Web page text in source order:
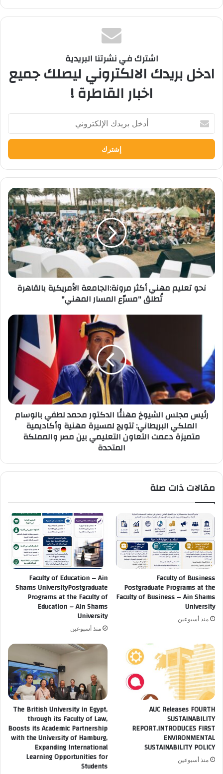
اشترك في نشرتنا البريدية
ادخل بريدك الالكتروني ليصلك جميع
اخبار القاطرة !
بريدك
الإلكتروني
نحو
تعليم
مهني
أكثر
مرونة:الجامعة
الأمريكية
بالقاهرة
تُطلق
"مسرّع
المسار
نحو تعليم مهني أكثر مرونة:الجامعة الأمريكية بالقاهرة
تُطلق "مسرّع المسار المهني"
مهنئًا
الدكتور
محمد
لطفي
بالوسام
الملكي
البريطاني:
لمسيرة
متميزة
التعاون
مصر
والمملكة
المتحدة
رئيس مجلس الشيوخ مهنئًا الدكتور محمد لطفي بالوسام
الملكي البريطاني: تتويج لمسيرة مهنية وأكاديمية
متميزة دعمت التعاون التعليمي بين مصر والمملكة
المتحدة
مقالات ذات صلة
Faculty of Business
Postgraduate Programs at the
Faculty of Business – Ain Shams
University
منذ أسبوعين
Faculty of Education – Ain
Shams UniversityPostgraduate
Programs at the Faculty of
Education – Ain Shams
University
منذ أسبوعين
AUC Releases FOURTH
SUSTAINABILITY
REPORT,INTRODUCES FIRST
ENVIRONMENTAL
SUSTAINABILITY POLICY
منذ أسبوعين
The British University in Egypt,
through its Faculty of Law,
Boosts its Academic Partnership
with the University of Hamburg,
Expanding International
Learning Opportunities for
Students